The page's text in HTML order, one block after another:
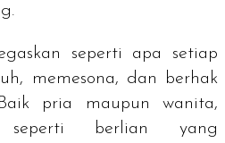
seperti apa setiap
memesona, dan berhak
pria maupun wanita,
seperti berlian yang